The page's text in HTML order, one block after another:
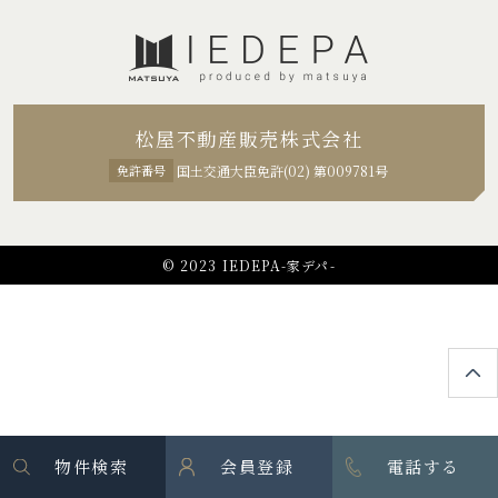
松屋不動産販売株式会社
免許番号 国土交通大臣免許(02) 第009781号
© 2023 IEDEPA-家デパ-
物件検索 会員登録 電話する